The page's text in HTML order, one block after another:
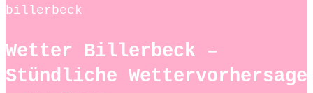
billerbeck
Wetter Billerbeck –
Stündliche Wettervorhersage